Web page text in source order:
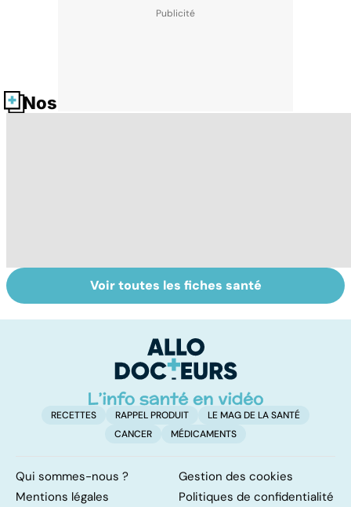
Nos fiches santé
Sexualité,
infertilité et
Don de gamètes :
le pour et le
levée de
l'anonymat
Voir toutes les fiches santé
RECETTES RAPPEL PRODUIT
LE MAG DE LA SANTÉ
CANCER
MÉDICAMENTS
Qui sommes-nous ?
Gestion des cookies
Mentions légales
Politiques de confidentialité